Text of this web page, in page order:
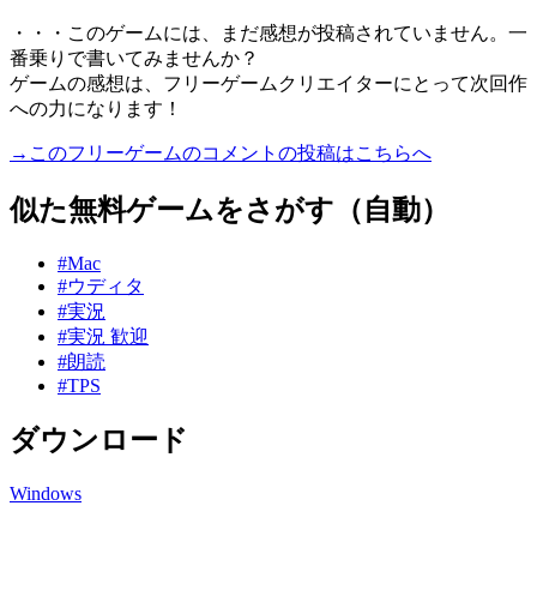
・・・このゲームには、まだ感想が投稿されていません。一
番乗りで書いてみませんか？
ゲームの感想は、フリーゲームクリエイターにとって次回作
への力になります！
→このフリーゲームのコメントの投稿はこちらへ
似た無料ゲームをさがす（自動）
#Mac
#ウディタ
#実況
#実況 歓迎
#朗読
#TPS
ダウンロード
Windows